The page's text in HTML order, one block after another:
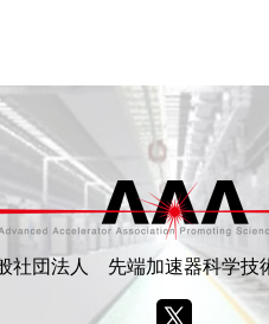
社団法人 先端加速器科学技